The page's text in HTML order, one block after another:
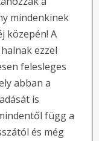
mindenkinek
közepén! A
ezzel
felesleges
abban a
is
függ a
és még